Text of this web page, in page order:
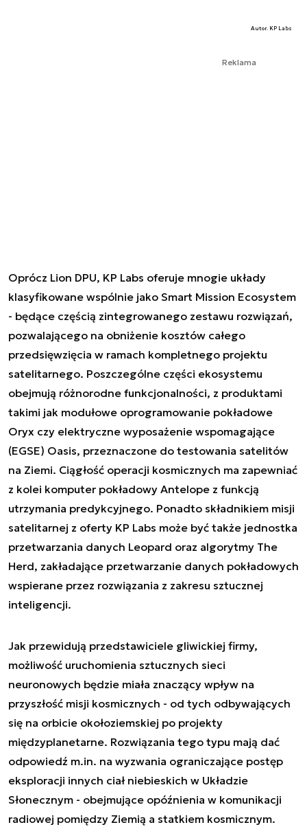
Autor. KP Labs
Reklama
Oprócz Lion DPU, KP Labs oferuje mnogie układy
klasyfikowane wspólnie jako Smart Mission Ecosystem
- będące częścią zintegrowanego zestawu rozwiązań,
pozwalającego na obniżenie kosztów całego
przedsięwzięcia w ramach kompletnego projektu
satelitarnego. Poszczególne części ekosystemu
obejmują różnorodne funkcjonalności, z produktami
takimi jak modułowe oprogramowanie pokładowe
Oryx czy elektryczne wyposażenie wspomagające
(EGSE) Oasis, przeznaczone do testowania satelitów
na Ziemi. Ciągłość operacji kosmicznych ma zapewniać
z kolei komputer pokładowy Antelope z funkcją
utrzymania predykcyjnego. Ponadto składnikiem misji
satelitarnej z oferty KP Labs może być także jednostka
przetwarzania danych Leopard oraz algorytmy The
Herd, zakładające przetwarzanie danych pokładowych
wspierane przez rozwiązania z zakresu sztucznej
inteligencji.
Jak przewidują przedstawiciele gliwickiej firmy,
możliwość uruchomienia sztucznych sieci
neuronowych będzie miała znaczący wpływ na
przyszłość misji kosmicznych - od tych odbywających
się na orbicie okołoziemskiej po projekty
międzyplanetarne. Rozwiązania tego typu mają dać
odpowiedź m.in. na wyzwania ograniczające postęp
eksploracji innych ciał niebieskich w Układzie
Słonecznym - obejmujące opóźnienia w komunikacji
radiowej pomiędzy Ziemią a statkiem kosmicznym.